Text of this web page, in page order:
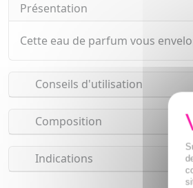
Présentation
Cette eau de parfum vous
Conseils d'utilisation
Composition
Indications